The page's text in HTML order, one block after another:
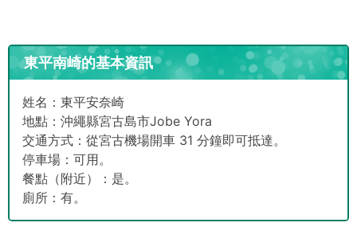
東平南崎的基本資訊
姓名：東平安奈崎
地點：沖繩縣宮古島市Jobe Yora
交通方式：從宮古機場開車 31 分鐘即可抵達。
停車場：可用。
餐點（附近）：是。
廁所：有。